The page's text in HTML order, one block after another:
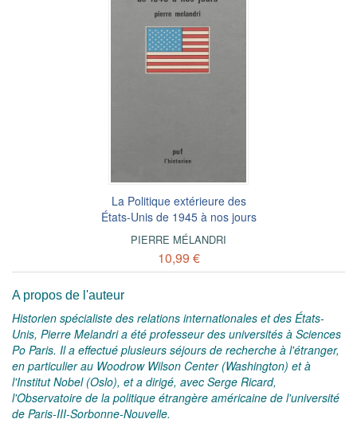
La Politique extérieure des
États-Unis de 1945 à nos jours
PIERRE MÉLANDRI
10,99 €
A propos de l'auteur
Historien spécialiste des relations internationales et des États-
Unis, Pierre Melandri a été professeur des universités à Sciences
Po Paris. Il a effectué plusieurs séjours de recherche à l'étranger,
en particulier au Woodrow Wilson Center (Washington) et à
l'Institut Nobel (Oslo), et a dirigé, avec Serge Ricard,
l'Observatoire de la politique étrangère américaine de l'université
de Paris-III-Sorbonne-Nouvelle.